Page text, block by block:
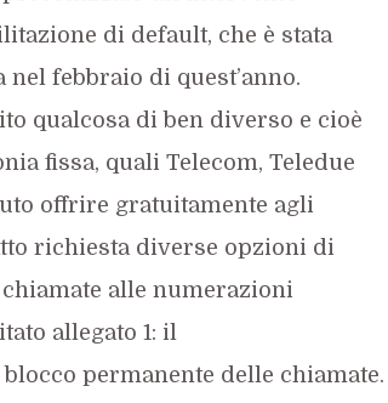
di default, che è stata
febbraio di quest’anno.
qualcosa di ben diverso e cioè
fissa, quali Telecom, Teledue
offrire gratuitamente agli
richiesta diverse opzioni di
alle numerazioni
allegato 1: il
permanente delle chiamate.